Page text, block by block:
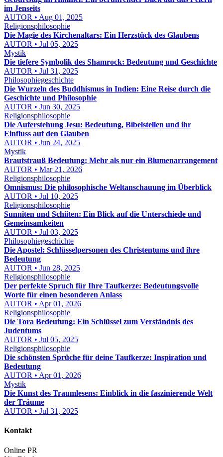
im Jenseits
AUTOR • Aug 01, 2025
Religionsphilosophie
Die Magie des Kirchenaltars: Ein Herzstück des Glaubens
AUTOR • Jul 05, 2025
Mystik
Die tiefere Symbolik des Shamrock: Bedeutung und Geschichte
AUTOR • Jul 31, 2025
Philosophiegeschichte
Die Wurzeln des Buddhismus in Indien: Eine Reise durch die
Geschichte und Philosophie
AUTOR • Jun 30, 2025
Religionsphilosophie
Die Auferstehung Jesu: Bedeutung, Bibelstellen und ihr
Einfluss auf den Glauben
AUTOR • Jun 24, 2025
Mystik
Brautstrauß Bedeutung: Mehr als nur ein Blumenarrangement
AUTOR • Mar 21, 2026
Religionsphilosophie
Omnismus: Die philosophische Weltanschauung im Überblick
AUTOR • Jul 10, 2025
Religionsphilosophie
Sunniten und Schiiten: Ein Blick auf die Unterschiede und
Gemeinsamkeiten
AUTOR • Jul 03, 2025
Philosophiegeschichte
Die Apostel: Schlüsselpersonen des Christentums und ihre
Bedeutung
AUTOR • Jun 28, 2025
Religionsphilosophie
Der perfekte Spruch für Ihre Taufkerze: Bedeutungsvolle
Worte für einen besonderen Anlass
AUTOR • Apr 01, 2026
Religionsphilosophie
Die Tora Bedeutung: Ein Schlüssel zum Verständnis des
Judentums
AUTOR • Jul 05, 2025
Religionsphilosophie
Die schönsten Sprüche für deine Taufkerze: Inspiration und
Bedeutung
AUTOR • Apr 01, 2026
Mystik
Die Kunst des Traumlesens: Einblick in die faszinierende Welt
der Träume
AUTOR • Jul 31, 2025
Kontakt
Online PR